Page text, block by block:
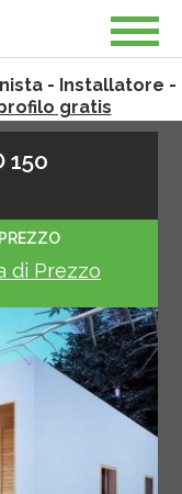
- Installatore -
gratis
150
di Prezzo